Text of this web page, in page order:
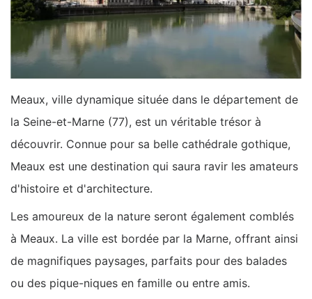
Meaux, ville dynamique située dans le département de
la Seine-et-Marne (77), est un véritable trésor à
découvrir. Connue pour sa belle cathédrale gothique,
Meaux est une destination qui saura ravir les amateurs
d'histoire et d'architecture.
Les amoureux de la nature seront également comblés
à Meaux. La ville est bordée par la Marne, offrant ainsi
de magnifiques paysages, parfaits pour des balades
ou des pique-niques en famille ou entre amis.